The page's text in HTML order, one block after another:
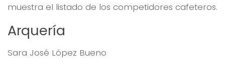
muestra el listado de los competidores cafeteros.
Arquería
Sara José López Bueno